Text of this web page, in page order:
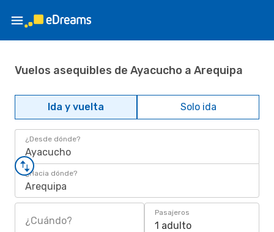
Vuelos asequibles de Ayacucho a Arequipa
Ida y vuelta Solo ida
¿Desde dónde?
Ayacucho
¿Hacia dónde?
Arequipa
¿Cuándo?
Pasajeros
1 adulto